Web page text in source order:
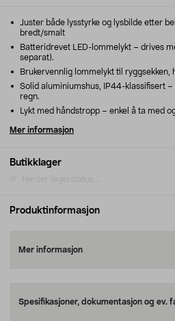
Butikklager
Juster både lysstyrke og lysbilde etter
bredt/smalt
Batteridrevet LED-lommelykt – drives
separat).
Brukervennlig lommelykt til
Solid aluminiumshus, IP44-klassifisert
regn.
Lykt med håndstropp – enkel å ta med
Mer informasjon
Produktinformasjon
Mer informasjon
Spesifikasjoner, dokumentasjon og ev.